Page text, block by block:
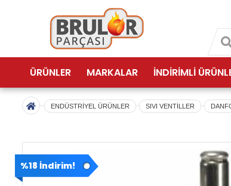
ÜRÜNLER MARKALAR İNDİRİMLİ
ENDÜSTRİYEL ÜRÜNLER SIVI VENTİLLER
%18 İndirim!